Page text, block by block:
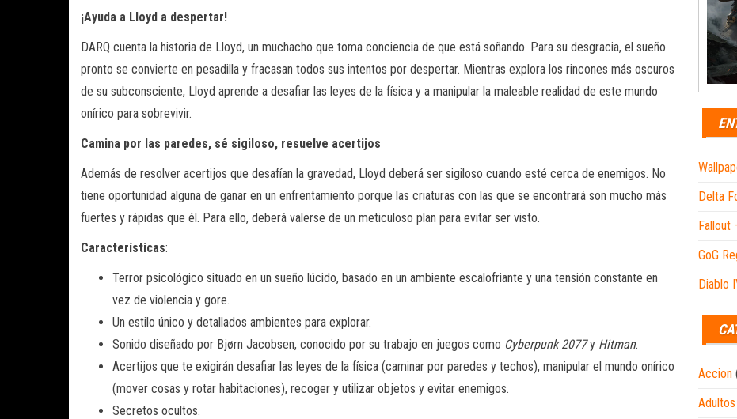
¡Ayuda a Lloyd a despertar!
DARQ cuenta la historia de Lloyd, un muchacho que toma conciencia de que está soñando. Para su desgracia, el sueño
pronto se convierte en pesadilla y fracasan todos sus intentos por despertar. Mientras explora los rincones más oscuros
de su subconsciente, Lloyd aprende a desafiar las leyes de la física y a manipular la maleable realidad de este mundo
onírico para sobrevivir.
Camina por las paredes, sé sigiloso, resuelve acertijos
Además de resolver acertijos que desafían la gravedad, Lloyd deberá ser sigiloso cuando esté cerca de enemigos. No
tiene oportunidad alguna de ganar en un enfrentamiento porque las criaturas con las que se encontrará son mucho más
fuertes y rápidas que él. Para ello, deberá valerse de un meticuloso plan para evitar ser visto.
Características:
Terror psicológico situado en un sueño lúcido, basado en un ambiente escalofriante y una tensión constante en
vez de violencia y gore.
Un estilo único y detallados ambientes para explorar.
Sonido diseñado por Bjørn Jacobsen, conocido por su trabajo en juegos como Cyberpunk 2077y Hitman.
Acertijos que te exigirán desafiar las leyes de la física (caminar por paredes y techos), manipular el mundo onírico
(mover cosas y rotar habitaciones), recoger y utilizar objetos y evitar enemigos.
Secretos ocultos.
Delta
Fallout
GoG
Diablo
Accion